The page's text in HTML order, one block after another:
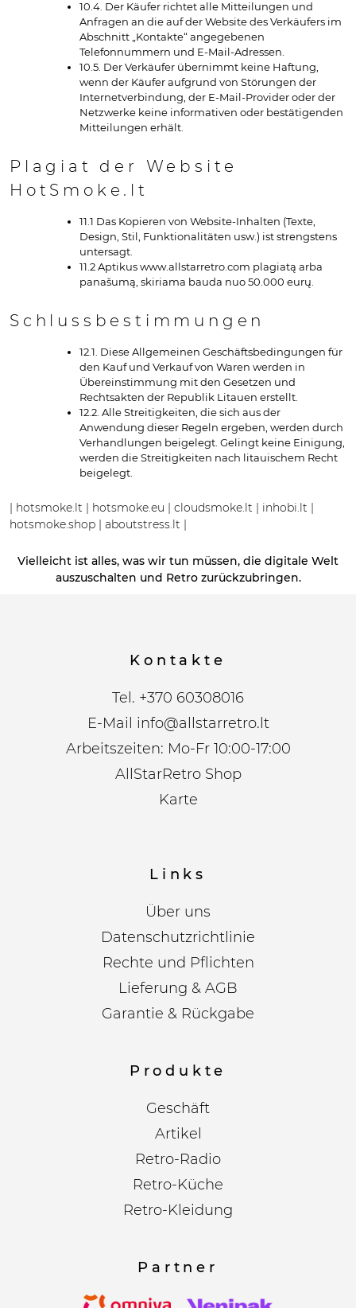
10.4. Der Käufer richtet alle Mitteilungen und
Anfragen an die auf der Website des Verkäufers im
Abschnitt „Kontakte“ angegebenen
Telefonnummern und E-Mail-Adressen.
10.5. Der Verkäufer übernimmt keine Haftung,
wenn der Käufer aufgrund von Störungen der
Internetverbindung, der E-Mail-Provider oder der
Netzwerke keine informativen oder bestätigenden
Mitteilungen erhält.
Plagiat der Website
HotSmoke.lt
11.1 Das Kopieren von Website-Inhalten (Texte,
Design, Stil, Funktionalitäten usw.) ist strengstens
untersagt.
11.2 Aptikus www.allstarretro.com plagiatą arba
panašumą, skiriama bauda nuo 50.000 eurų.
Schlussbestimmungen
12.1. Diese Allgemeinen Geschäftsbedingungen für
den Kauf und Verkauf von Waren werden in
Übereinstimmung mit den Gesetzen und
Rechtsakten der Republik Litauen erstellt.
12.2. Alle Streitigkeiten, die sich aus der
Anwendung dieser Regeln ergeben, werden durch
Verhandlungen beigelegt. Gelingt keine Einigung,
werden die Streitigkeiten nach litauischem Recht
beigelegt.
| hotsmoke.lt | hotsmoke.eu | cloudsmoke.lt | inhobi.lt |
hotsmoke.shop | aboutstress.lt |
Vielleicht ist alles, was wir tun müssen, die digitale Welt
auszuschalten und Retro zurückzubringen.
Kontakte
Tel. +370 60308016
E-Mail info@allstarretro.lt
Arbeitszeiten: Mo-Fr 10:00-17:00
AllStarRetro Shop
Karte
Links
Über uns
Datenschutzrichtlinie
Rechte und Pflichten
Lieferung & AGB
Garantie & Rückgabe
Produkte
Geschäft
Artikel
Retro-Radio
Retro-Küche
Retro-Kleidung
Partner